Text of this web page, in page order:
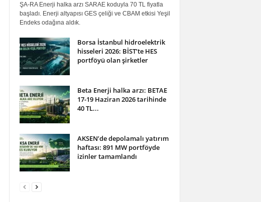
ŞA-RA Enerji halka arzı SARAE koduyla 70 TL fiyatla
başladı. Enerji altyapısı GES çeliği ve CBAM etkisi Yeşil
Endeks odağına aldık.
Borsa İstanbul hidroelektrik
hisseleri 2026: BİST’te HES
portföyü olan şirketler
Beta Enerji halka arzı: BETAE
17-19 Haziran 2026 tarihinde
40 TL...
AKSEN’de depolamalı yatırım
haftası: 891 MW portföyde
izinler tamamlandı